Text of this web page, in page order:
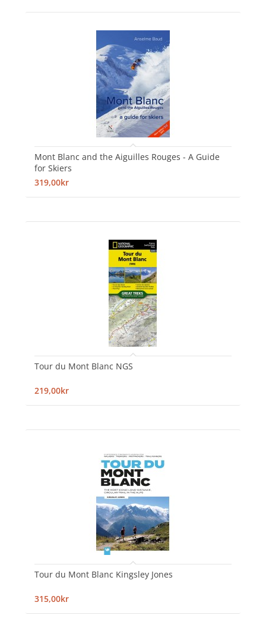
Mont Blanc and the Aiguilles Rouges - A Guide
for Skiers
319,00kr
Tour du Mont Blanc NGS
219,00kr
Tour du Mont Blanc Kingsley Jones
315,00kr